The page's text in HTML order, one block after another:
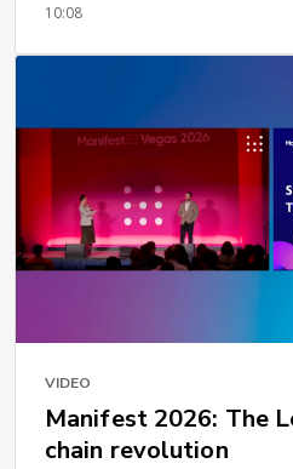
10:08
VIDEO
Manifest 2026: The
chain revolution